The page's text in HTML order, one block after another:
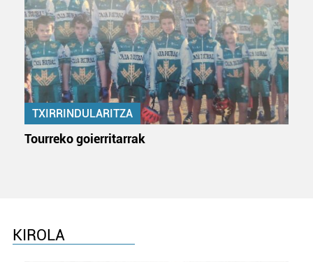
TXIRRINDULARITZA
Tourreko goierritarrak
KIROLA